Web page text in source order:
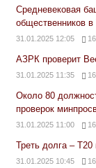
Средневековая
общественников в
31.01.2025 12:05
АЗРК проверит
31.01.2025 11:35
Около 80
проверок
31.01.2025 11:00
Треть долга –
31.01.2025 10:45